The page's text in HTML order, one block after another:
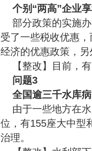
个别“两高”企业
部分政策的实施
受了一些税收优惠
经济的优惠政策，
【整改】目前，
问题3
全国逾三千水库
由于一些地方在
位，有155座大中型
治理。